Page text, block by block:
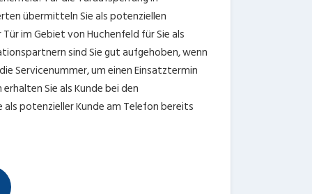
übermitteln Sie als potenziellen
im Gebiet von Huchenfeld für Sie als
sind Sie gut aufgehoben, wenn
Servicenummer, um einen Einsatztermin
Sie als Kunde bei den
potenzieller Kunde am Telefon bereits